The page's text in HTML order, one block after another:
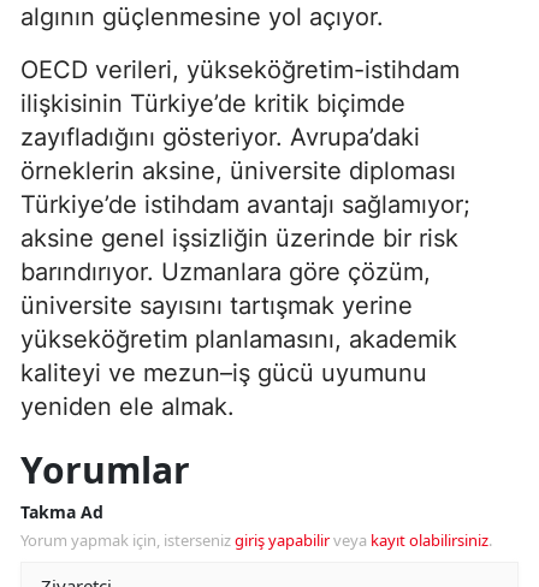
algının güçlenmesine yol açıyor.
OECD verileri, yükseköğretim-istihdam
ilişkisinin Türkiye’de kritik biçimde
zayıfladığını gösteriyor. Avrupa’daki
örneklerin aksine, üniversite diploması
Türkiye’de istihdam avantajı sağlamıyor;
aksine genel işsizliğin üzerinde bir risk
barındırıyor. Uzmanlara göre çözüm,
üniversite sayısını tartışmak yerine
yükseköğretim planlamasını, akademik
kaliteyi ve mezun–iş gücü uyumunu
yeniden ele almak.
Yorumlar
Takma Ad
Yorum yapmak için, istersenizgiriş yapabilirveya kayıt olabilirsiniz.